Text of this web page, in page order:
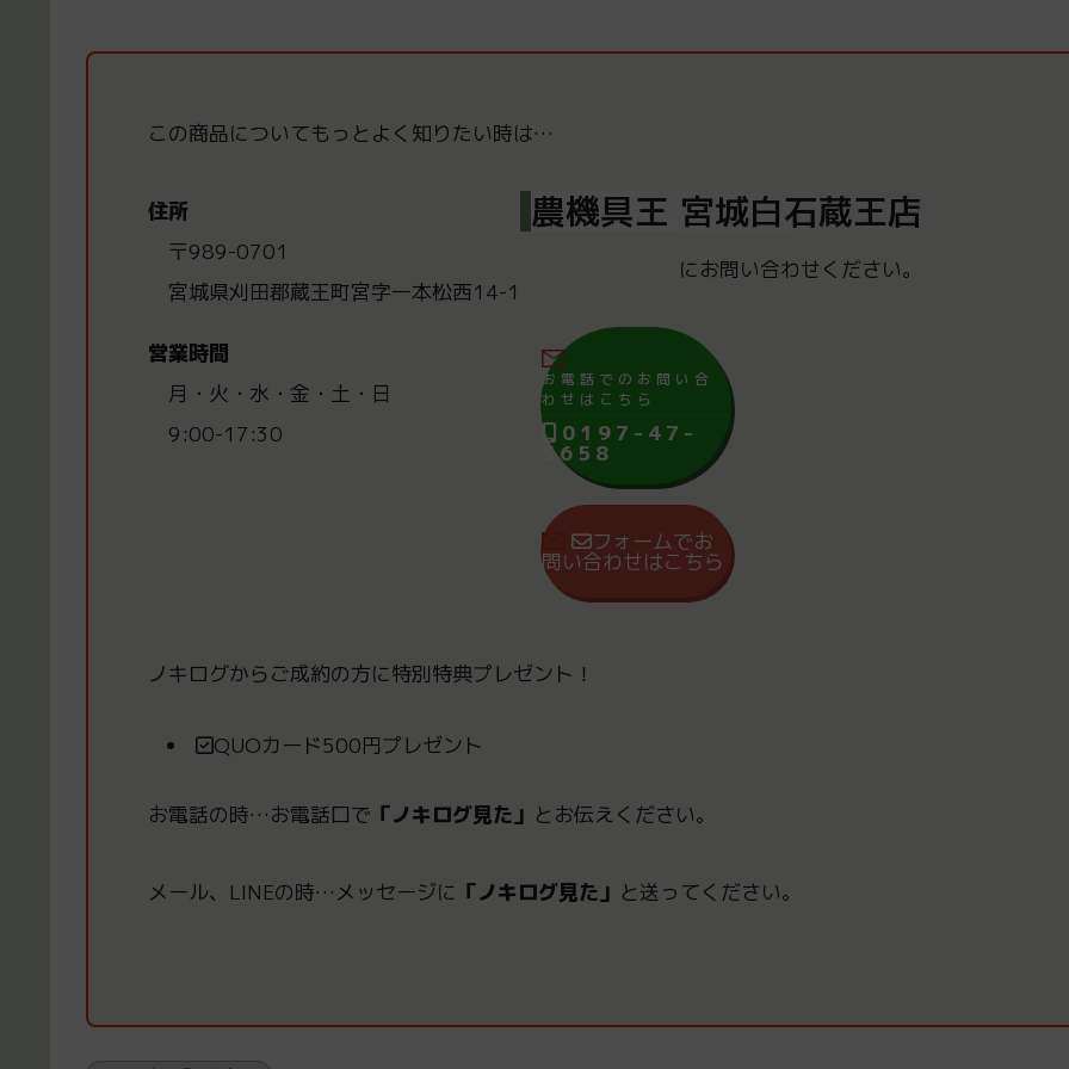
この商品についてもっと よく知りたい時は…
住所
〒989-0701
宮城県刈田郡蔵王町宮字一本松西14-1
営業時間
月・火・水・金・土・日
9:00-17:30
農機具王 宮城白石蔵王店
にお問い合わせください。
お電話でのお問い合
わせはこちら
0197-47-
5658
フォームでお
問い合わせはこちら
ノキログからご成約の方に特別特典プレゼント！
QUOカード500円プレゼント
お電話の時…お電話口で 「ノキログ見た」 とお伝えください。
メール、LINEの時…メッセージに 「ノキログ見た」 と送ってください。